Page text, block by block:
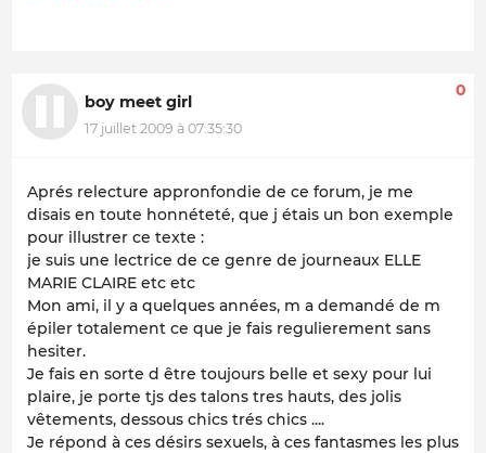
boy meet girl
17 juillet 2009 à 07:35:30
0
Aprés relecture appronfondie de ce forum, je me
disais en toute honnéteté, que j étais un bon exemple
pour illustrer ce texte :
je suis une lectrice de ce genre de journeaux ELLE
MARIE CLAIRE etc etc
Mon ami, il y a quelques années, m a demandé de m
épiler totalement ce que je fais regulierement sans
hesiter.
Je fais en sorte d être toujours belle et sexy pour lui
plaire, je porte tjs des talons tres hauts, des jolis
vêtements, dessous chics trés chics ....
Je répond à ces désirs sexuels, à ces fantasmes les plus